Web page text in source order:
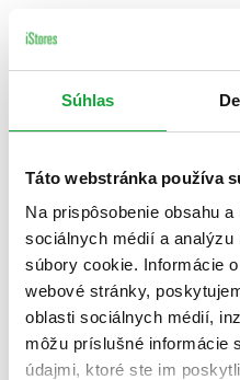
Súhlas
Táto webstránka používa
Na prispôsobenie obsahu
sociálnych médií a
súbory cookie. Informácie
webové stránky,
oblasti sociálnych médií,
môžu príslušné informácie
údajmi, ktoré ste im